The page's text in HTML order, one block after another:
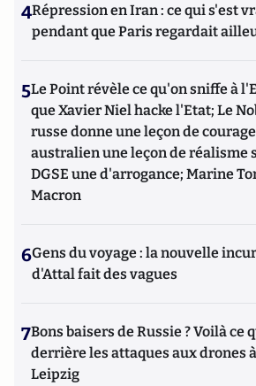
4Répression en Iran : ce qui s'est
pendant que Paris regardait
5Le Point révèle ce qu'on sniffe à
que Xavier Niel hacke l'Etat; Le
russe donne une leçon de
australien une leçon de réalisme
DGSE une d'arrogance; Marine
Macron
6Gens du voyage : la nouvelle
d'Attal fait des vagues
7Bons baisers de Russie ? Voilà ce
derrière les attaques aux drones
Leipzig